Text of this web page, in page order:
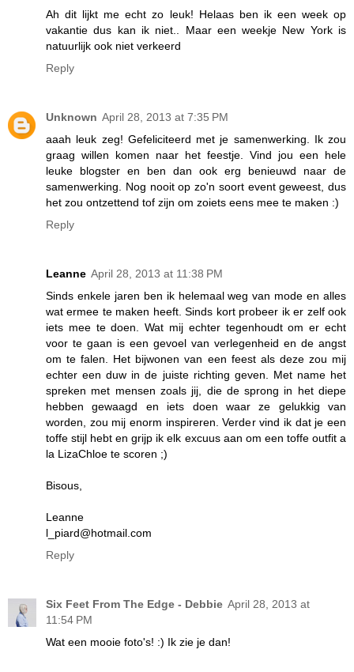
Ah dit lijkt me echt zo leuk! Helaas ben ik een week op
vakantie dus kan ik niet.. Maar een weekje New York is
natuurlijk ook niet verkeerd
Reply
Unknown April 28, 2013 at 7:35 PM
aaah leuk zeg! Gefeliciteerd met je samenwerking. Ik zou
graag willen komen naar het feestje. Vind jou een hele
leuke blogster en ben dan ook erg benieuwd naar de
samenwerking. Nog nooit op zo'n soort event geweest, dus
het zou ontzettend tof zijn om zoiets eens mee te maken :)
Reply
Leanne April 28, 2013 at 11:38 PM
Sinds enkele jaren ben ik helemaal weg van mode en alles
wat ermee te maken heeft. Sinds kort probeer ik er zelf ook
iets mee te doen. Wat mij echter tegenhoudt om er echt
voor te gaan is een gevoel van verlegenheid en de angst
om te falen. Het bijwonen van een feest als deze zou mij
echter een duw in de juiste richting geven. Met name het
spreken met mensen zoals jij, die de sprong in het diepe
hebben gewaagd en iets doen waar ze gelukkig van
worden, zou mij enorm inspireren. Verder vind ik dat je een
toffe stijl hebt en grijp ik elk excuus aan om een toffe outfit a
la LizaChloe te scoren ;)
Bisous,
Leanne
l_piard@hotmail.com
Reply
Six Feet From The Edge - Debbie April 28, 2013 at
11:54 PM
Wat een mooie foto's! :) Ik zie je dan!